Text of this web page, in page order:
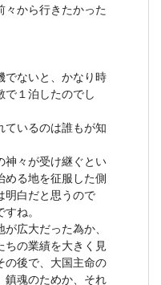
々から行きたかった
でないと、かなり時
１泊したのでし
ているのは誰もが知
神々が受け継ぐとい
める地を征服した側
明白だと思うので
ね。
広大だった為か、
ちの業績を大きく見
後で、大国主命の
鎮魂のためか、それ